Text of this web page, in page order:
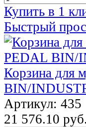
Купить в 1
Быстрый
Корзина для
BIN/
Артикул: 435
21 576.10 руб.